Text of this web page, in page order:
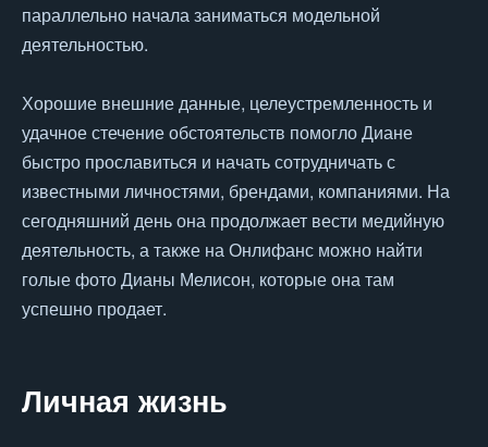
параллельно начала заниматься модельной
деятельностью.
Хорошие внешние данные, целеустремленность и
удачное стечение обстоятельств помогло Диане
быстро прославиться и начать сотрудничать с
известными личностями, брендами, компаниями. На
сегодняшний день она продолжает вести медийную
деятельность, а также на Онлифанс можно найти
голые фото Дианы Мелисон, которые она там
успешно продает.
Личная жизнь